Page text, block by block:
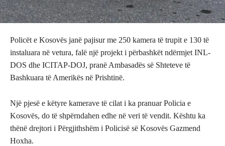
Policët e Kosovës janë pajisur me 250 kamera të trupit e 130 të
instaluara në vetura, falë një projekt i përbashkët ndërmjet INL-
DOS dhe ICITAP-DOJ, pranë Ambasadës së Shteteve të
Bashkuara të Amerikës në Prishtinë.
Një pjesë e këtyre kamerave të cilat i ka pranuar Policia e
Kosovës, do të shpërndahen edhe në veri të vendit. Kështu ka
thënë drejtori i Përgjithshëm i Policisë së Kosovës Gazmend
Hoxha.